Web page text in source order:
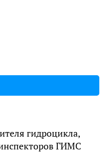
гидроцикла,
ГИМС